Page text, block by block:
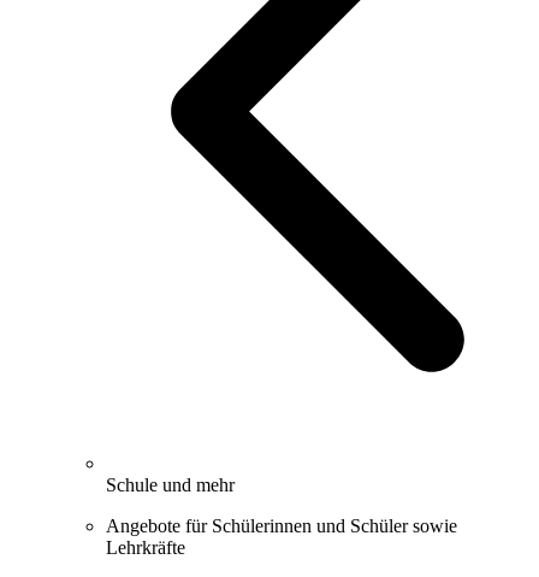
Schule und mehr
Angebote für Schülerinnen und Schüler sowie
Lehrkräfte